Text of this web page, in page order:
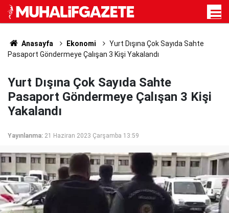
Anasayfa Ekonomi
Yurt Dışına Çok Sayıda Sahte
Pasaport Göndermeye Çalışan 3 Kişi Yakalandı
Yurt Dışına Çok Sayıda Sahte
Pasaport Göndermeye Çalışan 3 Kişi
Yakalandı
Yayınlanma: 21 Haziran 2023 Çarşamba 13:59